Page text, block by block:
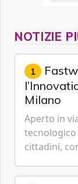
NOTIZIE
1
Milano
Aperto in
cittadini,